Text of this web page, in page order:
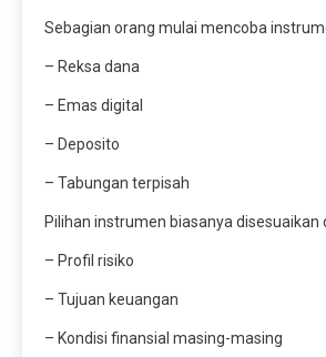
Sebagian orang mulai mencoba
– Reksa dana
– Emas digital
– Deposito
– Tabungan terpisah
Pilihan instrumen biasanya disesuaikan
– Profil risiko
– Tujuan keuangan
– Kondisi finansial masing-masing